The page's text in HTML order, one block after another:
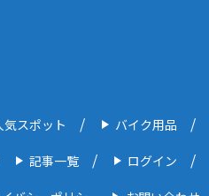
気スポット バイク用品
記事一覧 ログイン